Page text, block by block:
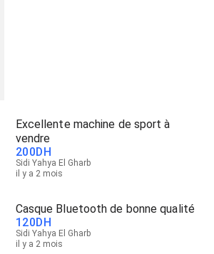
Excellente machine de sport à
vendre
200DH
Sidi Yahya El Gharb
il y a 2 mois
Casque Bluetooth de bonne qualité
120DH
Sidi Yahya El Gharb
il y a 2 mois